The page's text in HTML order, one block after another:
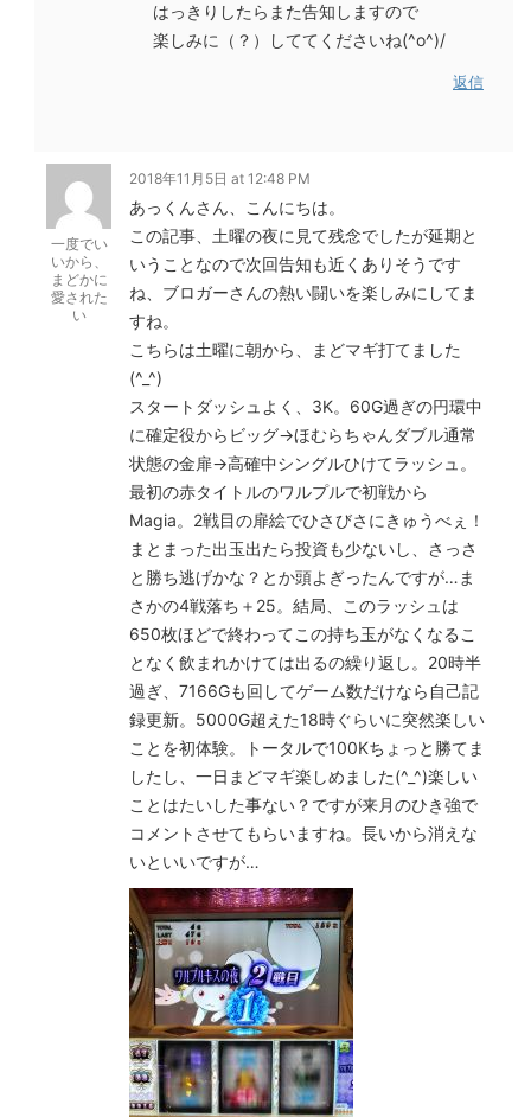
はっきりしたらまた告知しますので
楽しみに（？）しててくださいね(^o^)/
返信
一度でい
いから、
まどかに
愛された
い
2018年11月5日 at 12:48 PM
あっくんさん、こんにちは。
この記事、土曜の夜に見て残念でしたが延期と
いうことなので次回告知も近くありそうです
ね、ブロガーさんの熱い闘いを楽しみにしてま
すね。
こちらは土曜に朝から、まどマギ打てました
(^_^)
スタートダッシュよく、3K。60G過ぎの円環中
に確定役からビッグ→ほむらちゃんダブル通常
状態の金扉→高確中シングルひけてラッシュ。
最初の赤タイトルのワルプルで初戦から
Magia。2戦目の扉絵でひさびさにきゅうべぇ！
まとまった出玉出たら投資も少ないし、さっさ
と勝ち逃げかな？とか頭よぎったんですが…ま
さかの4戦落ち＋25。結局、このラッシュは
650枚ほどで終わってこの持ち玉がなくなるこ
となく飲まれかけては出るの繰り返し。20時半
過ぎ、7166Gも回してゲーム数だけなら自己記
録更新。5000G超えた18時ぐらいに突然楽しい
ことを初体験。トータルで100Kちょっと勝てま
したし、一日まどマギ楽しめました(^_^)楽しい
ことはたいした事ない？ですが来月のひき強で
コメントさせてもらいますね。長いから消えな
いといいですが…